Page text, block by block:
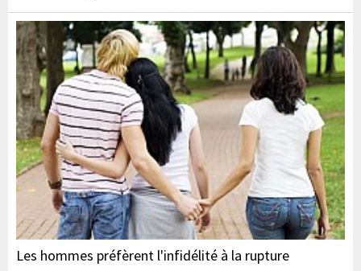
Les hommes préfèrent l'infidélité à la rupture